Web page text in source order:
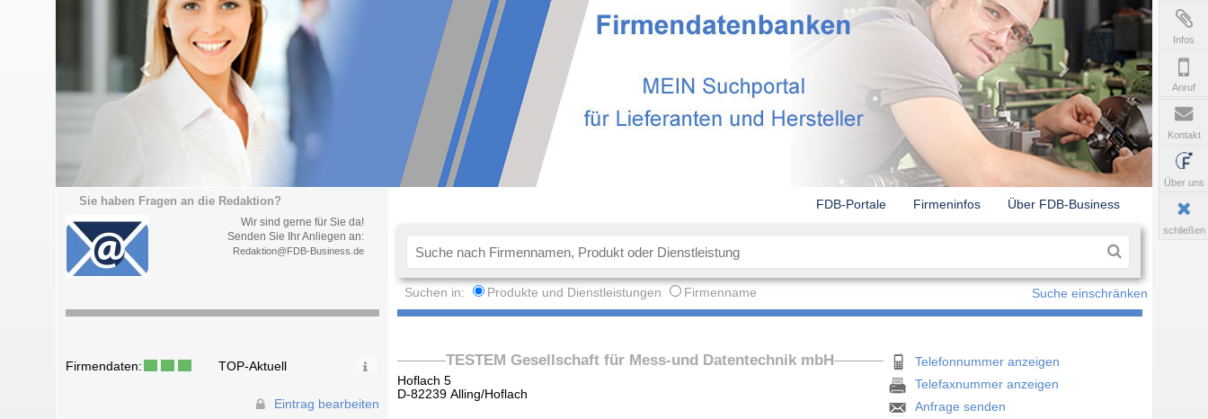
Sie haben Fragen an die Redaktion?
Wir sind gerne für Sie da!
Senden Sie Ihr Anliegen an:
Redaktion@FDB-Business.de
FDB-Portale Firmeninfos Über FDB-Business
Suchen in: Produkte und Dienstleistungen Firmenname Suche einschränken
Firmendaten: TOP-Aktuell
Eintrag bearbeiten
TESTEM Gesellschaft für Mess-und Datentechnik mbH
Hoflach 5
D-82239 Alling/Hoflach
Telefonnummer anzeigen
Telefaxnummer anzeigen
Anfrage senden
Infos
Anruf
Kontakt
Über uns
schließen